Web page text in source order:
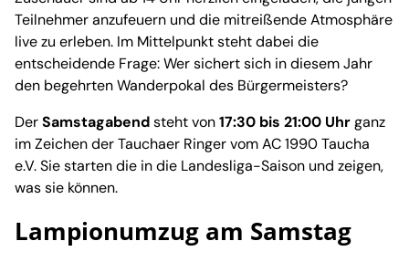
Teilnehmer anzufeuern und die mitreißende Atmosphäre
live zu erleben. Im Mittelpunkt steht dabei die
entscheidende Frage: Wer sichert sich in diesem Jahr
den begehrten Wanderpokal des Bürgermeisters?
DerSamstagabendsteht von17:30 bis 21:00 Uhrganz
im Zeichen der Tauchaer Ringer vom AC 1990 Taucha
e.V. Sie starten die in die Landesliga-Saison und zeigen,
was sie können.
Lampionumzug am Samstag